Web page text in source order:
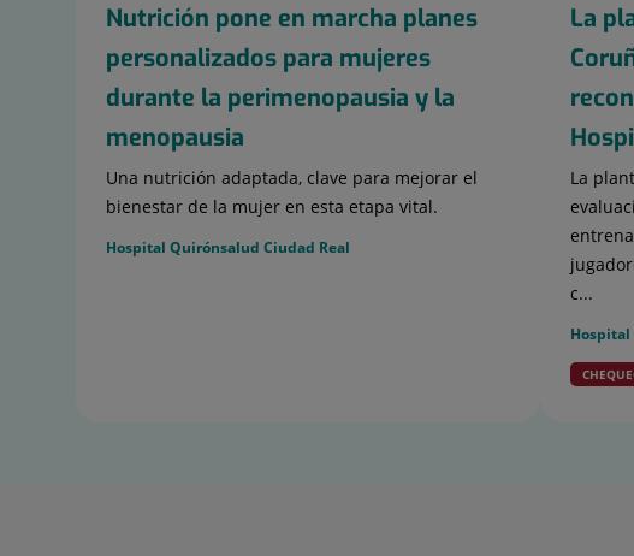
Nutrición pone en marcha planes
personalizados para mujeres
durante la perimenopausia y la
menopausia
Una nutrición adaptada, clave para mejorar el
bienestar de la mujer en esta etapa vital.
Hospital Quirónsalud Ciudad Real
La
La
c...
Hospital